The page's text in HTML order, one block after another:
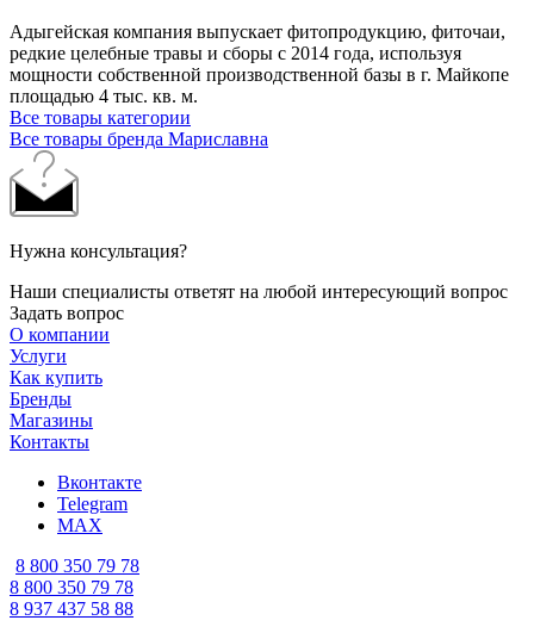
Адыгейская компания выпускает фитопродукцию, фиточаи,
редкие целебные травы и сборы с 2014 года, используя
мощности собственной производственной базы в г. Майкопе
площадью 4 тыс. кв. м.
Все товары категории
Все товары бренда Мариславна
Нужна консультация?
Наши специалисты ответят на любой интересующий вопрос
Задать вопрос
О компании
Услуги
Как купить
Бренды
Магазины
Контакты
Вконтакте
Telegram
MAX
8 800 350 79 78
8 800 350 79 78
8 937 437 58 88